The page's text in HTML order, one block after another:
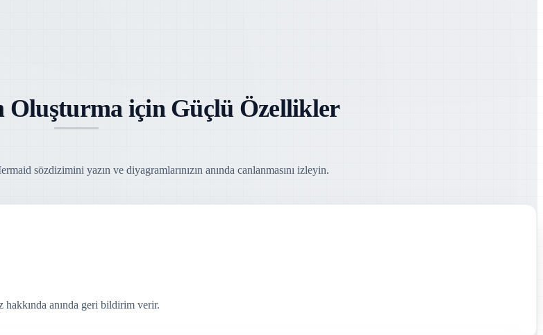
Oluşturma için Güçlü Özellikler
sözdizimini yazın ve diyagramlarınızın anında canlanmasını izleyin.
hakkında anında geri bildirim verir.